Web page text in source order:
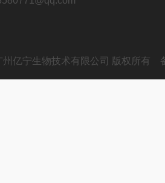
州亿宁生物技术有限公司 版权所有